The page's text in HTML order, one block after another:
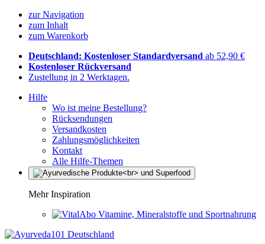
zur Navigation
zum Inhalt
zum Warenkorb
Deutschland: Kostenloser Standardversand ab 52,90 €
Kostenloser Rückversand
Zustellung in 2 Werktagen.
Hilfe
Wo ist meine Bestellung?
Rücksendungen
Versandkosten
Zahlungsmöglichkeiten
Kontakt
Alle Hilfe-Themen
Mehr Inspiration
Vitamine, Mineralstoffe und Sportnahrung